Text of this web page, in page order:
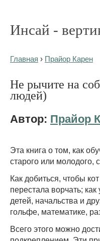
Инсай -
Главная › Прайор Карен
Не рычите на
людей)
Автор: Прайор
Эта книга о том, как
старого или молодого,
Как добиться, чтобы
перестала ворчать;
детей, начальства и
гольфе, математике,
Всего этого можно